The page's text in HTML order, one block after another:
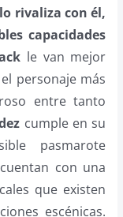
rivaliza con él,
capacidades
le van mejor
personaje más
entre tanto
cumple en su
pasmarote
con una
que existen
escénicas.